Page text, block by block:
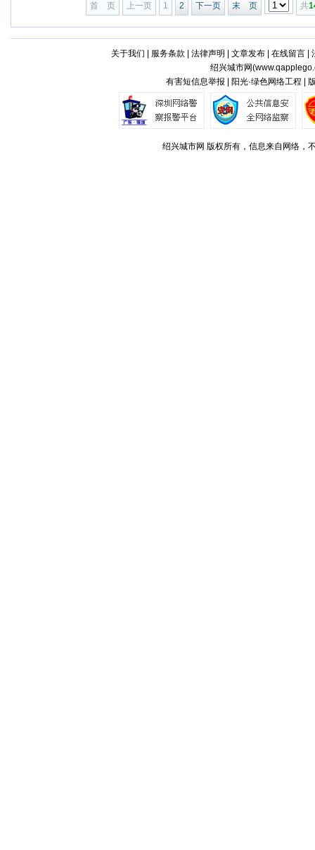
首 页 上一页 1 2 下一页 末 页 共
关于我们 服务条款 法律声明 文章发布| 在线留言|
绍兴城市网(
有害短信息举报 | 阳光·绿色网络工程 |
绍兴城市网 版权所有，信息来自网络，